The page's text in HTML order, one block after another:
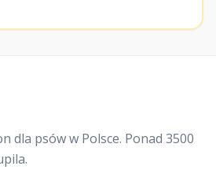
dla psów w Polsce. Ponad 3500